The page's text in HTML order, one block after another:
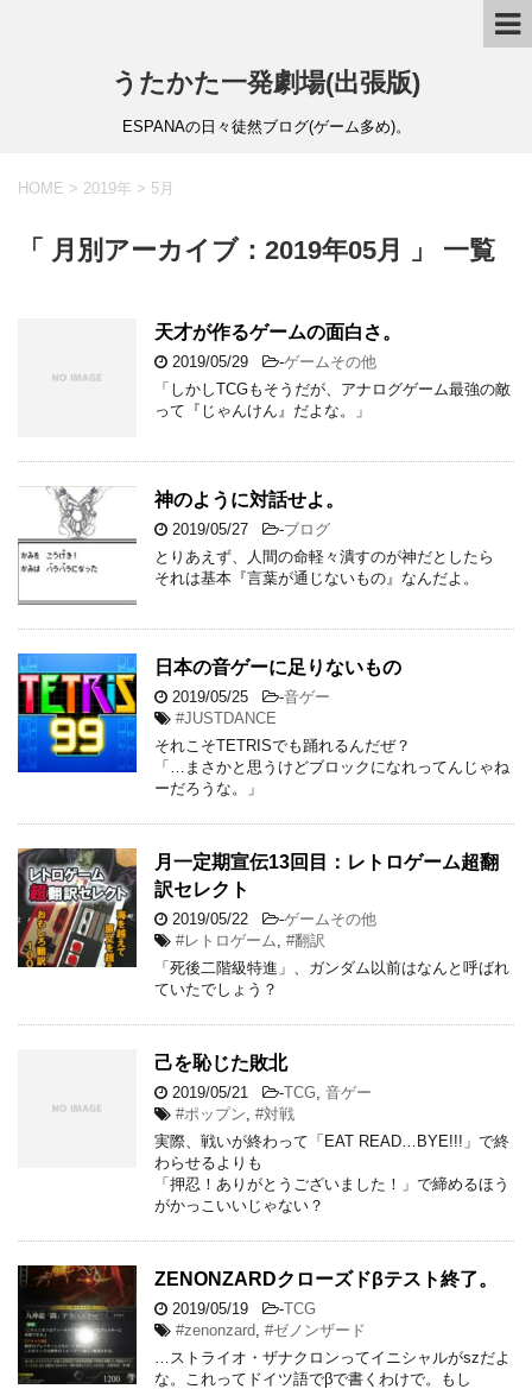
うたかた一発劇場(出張版)
ESPANAの日々徒然ブログ(ゲーム多め)。
HOME > 2019年 > 5月
「 月別アーカイブ：2019年05月 」 一覧
天才が作るゲームの面白さ。
2019/05/29 -ゲームその他
「しかしTCGもそうだが、アナログゲーム最強の敵
って『じゃんけん』だよな。」
神のように対話せよ。
2019/05/27 -ブログ
とりあえず、人間の命軽々潰すのが神だとしたら
それは基本『言葉が通じないもの』なんだよ。
日本の音ゲーに足りないもの
2019/05/25 -音ゲー
#JUSTDANCE
それこそTETRISでも踊れるんだぜ？
「…まさかと思うけどブロックになれってんじゃね
ーだろうな。」
月一定期宣伝13回目：レトロゲーム超翻
訳セレクト
2019/05/22 -ゲームその他
#レトロゲーム
#翻訳
「死後二階級特進」、ガンダム以前はなんと呼ばれ
ていたでしょう？
己を恥じた敗北
2019/05/21 -TCG 音ゲー
#ポップン #対戦
実際、戦いが終わって「EAT READ…BYE!!!」で終
わらせるよりも
「押忍！ありがとうございました！」で締めるほう
がかっこいいじゃない？
ZENONZARDクローズドβテスト終了。
2019/05/19 -TCG
#zenonzard #ゼノンザード
…ストライオ・ザナクロンってイニシャルがszだよ
な。これってドイツ語でβで書くわけで。もし